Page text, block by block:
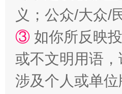
一颗心始终滚烫
义；公众/大众/
③ 如你所反映
或不文明用语
涉及个人或单